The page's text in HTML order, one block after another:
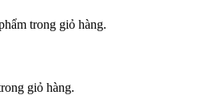
trong giỏ hàng.
giỏ hàng.